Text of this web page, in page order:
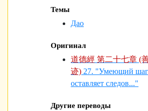
Темы
Дао
Оригинал
道德經 第二十七章 (
迹) 27. "Умеющий
оставляет следов..."
Другие переводы